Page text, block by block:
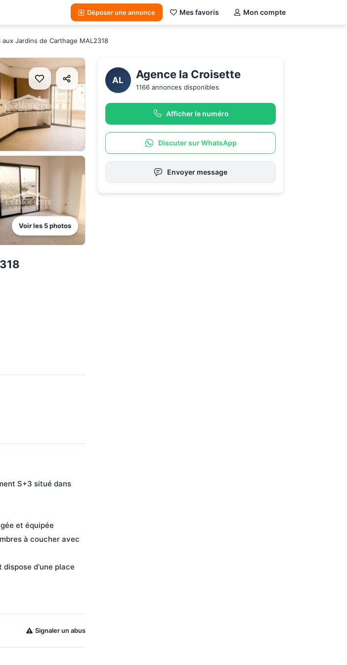
Déposer une annonce Mes favoris Mon compte
Jardins de Carthage MAL2318
Voir les 5photos
S+3 situé dans
et équipée
à coucher avec
d'une place
Signaler un abus
AL Agence la Croisette
1166 annonces disponibles
Afficher le numéro
Discuter sur WhatsApp
Envoyer message